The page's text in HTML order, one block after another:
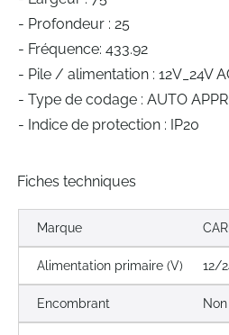
- Profondeur : 25
- Fréquence: 433.92
- Pile / alimentation : 12V_24V
- Type de codage : AUTO
- Indice de protection : IP20
Fiches techniques
Marque
Alimentation primaire (V) 12/
Encombrant Non